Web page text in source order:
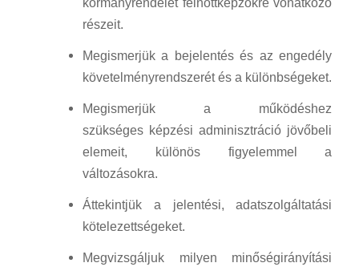
részeit.
Megismerjük a bejelentés és az engedély
követelményrendszerét és a különbségeket.
Megismerjük a működéshez
szükséges képzési adminisztráció jövőbeli
elemeit, különös figyelemmel a
változásokra.
Áttekintjük a jelentési, adatszolgáltatási
kötelezettségeket.
Megvizsgáljuk milyen minőségirányítási